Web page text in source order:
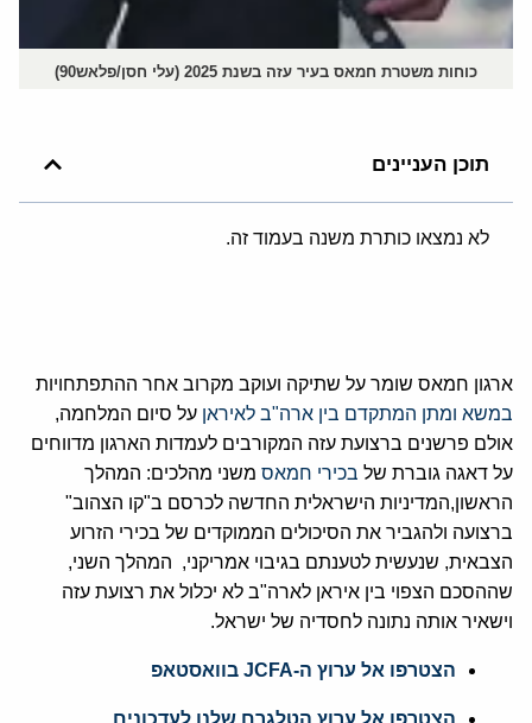
כוחות משטרת חמאס בעיר עזה בשנת 2025 (עלי חסן/פלאש90)
תוכן העניינים
לא נמצאו כותרת משנה בעמוד זה.
ארגון חמאס שומר על שתיקה ועוקב מקרוב אחר ההתפתחויות
במשא ומתן המתקדם בין ארה"ב לאיראן על סיום המלחמה,
אולם פרשנים ברצועת עזה המקורבים לעמדות הארגון מדווחים
על דאגה גוברת של בכירי חמאס משני מהלכים: המהלך
הראשון,המדיניות הישראלית החדשה לכרסם ב"קו הצהוב"
ברצועה ולהגביר את הסיכולים הממוקדים של בכירי הזרוע
הצבאית, שנעשית לטענתם בגיבוי אמריקני, המהלך השני,
שההסכם הצפוי בין איראן לארה"ב לא יכלול את רצועת עזה
וישאיר אותה נתונה לחסדיה של ישראל.
הצטרפו אל ערוץ ה-JCFA בוואסטאפ
הצטרפו אל ערוץ הטלגרם שלנו לעדכונים